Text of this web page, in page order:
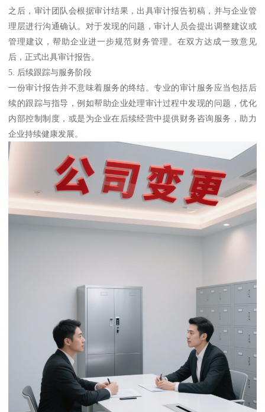
之后，审计团队会根据审计结果，出具审计报告初稿，并与企业管
理层进行沟通确认。对于发现的问题，审计人员会提出调整建议或
管理建议，帮助企业进一步规范财务管理。在双方达成一致意见
后，正式出具审计报告。
5. 后续跟踪与服务阶段
一份审计报告并不意味着服务的终结。专业的审计服务应当包括后
续的跟踪与指导，例如帮助企业处理审计过程中发现的问题，优化
内部控制制度，或是为企业在后续经营中提供财务咨询服务，助力
企业持续健康发展。